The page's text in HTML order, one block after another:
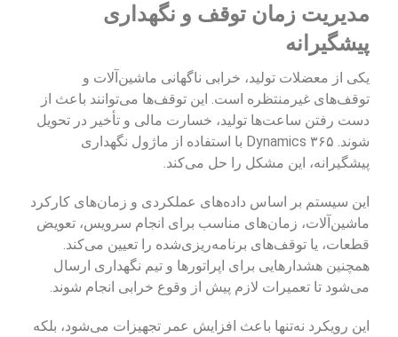
مدیریت زمان توقف و نگهداری
پیشگیرانه
یکی از معضلات تولید، خرابی ناگهانی ماشین‌آلات و
توقف‌های غیرمنتظره است. این توقف‌ها می‌توانند باعث از
دست رفتن ساعت‌ها تولید، خسارت مالی و تأخیر در تحویل
شوند. Dynamics ۳۶۵ با استفاده از ماژول نگهداری
پیشگیرانه، این مشکل را حل می‌کند.
این سیستم بر اساس داده‌های عملکردی و زمان‌های کارکرد
ماشین‌آلات، زمان‌های مناسب برای انجام سرویس، تعویض
قطعات، یا توقف‌های برنامه‌ریزی‌شده را تعیین می‌کند.
همچنین هشدارهایی برای اپراتورها و تیم نگهداری ارسال
می‌شود تا تعمیرات لازم پیش از وقوع خرابی انجام شوند.
این رویکرد نه‌تنها باعث افزایش عمر تجهیزات می‌شود، بلکه